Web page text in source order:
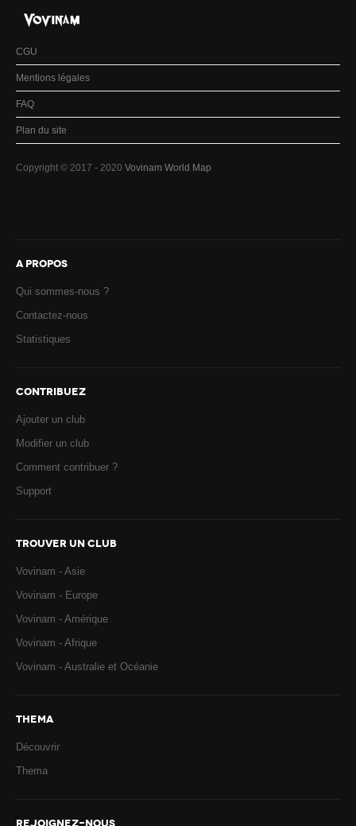
CGU
Mentions légales
FAQ
Plan du site
Copyright © 2017 - 2020 Vovinam World Map
A PROPOS
Qui sommes-nous ?
Contactez-nous
Statistiques
CONTRIBUEZ
Ajouter un club
Modifier un club
Comment contribuer ?
Support
TROUVER UN CLUB
Vovinam - Asie
Vovinam - Europe
Vovinam - Amérique
Vovinam - Afrique
Vovinam - Australie et Océanie
THEMA
Découvrir
Thema
REJOIGNEZ-NOUS